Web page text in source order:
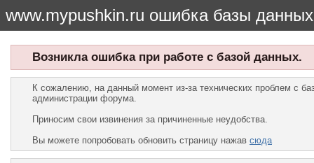
www.mypushkin.ru ошибка базы данных
Возникла ошибка при работе с базой данных.
К сожалению, на данный момент из-за технических проблем с
администрации форума.
Приносим свои извинения за причиненные неудобства.
Вы можете попробовать обновить страницу нажав сюда